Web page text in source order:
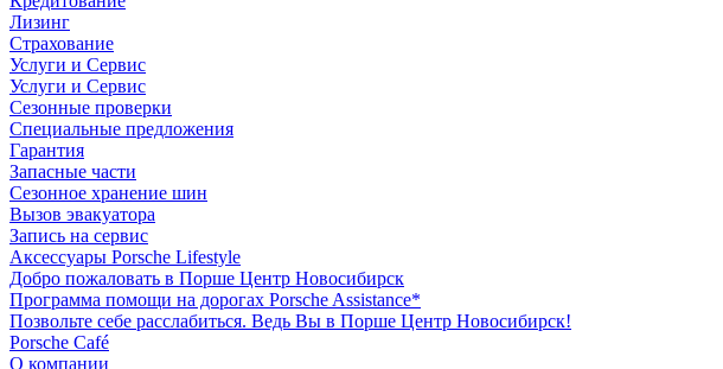
Лизинг
Страхование
Услуги и Сервис
Услуги и Сервис
Сезонные проверки
Специальные предложения
Гарантия
Запасные части
Сезонное хранение шин
Вызов эвакуатора
Запись на сервис
Аксессуары Porsche Lifestyle
Добро пожаловать в Порше Центр Новосибирск
Программа помощи на дорогах Porsche Assistance*
Позвольте себе расслабиться. Ведь Вы в Порше Центр Новосибирск!
Porsche Café
О компании